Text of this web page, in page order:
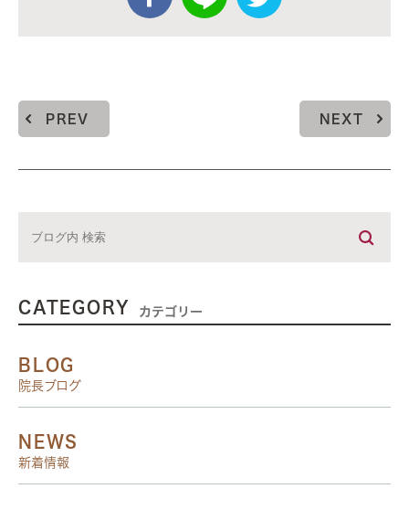
PREV NEXT
CATEGORY カテゴリー
BLOG
院長ブログ
NEWS
新着情報